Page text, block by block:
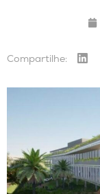
Compartilhe: